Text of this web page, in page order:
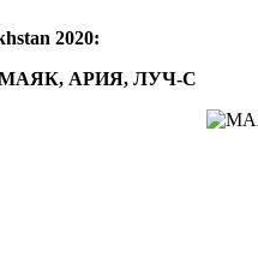
2020:
АРИЯ, ЛУЧ-С